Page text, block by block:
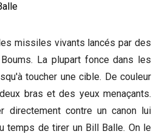
missiles vivants lancés par des
La plupart fonce dans les
toucher une cible. De couleur
bras et des yeux menaçants.
directement contre un canon lui
temps de tirer un Bill Balle. On le